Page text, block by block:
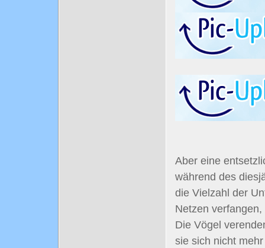
Aber eine
während des
die Vielzahl der
Netzen
Die Vögel
sie sich nicht